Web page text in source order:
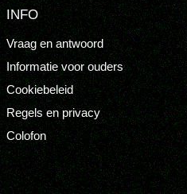
INFO
Vraag en antwoord
Informatie voor ouders
Cookiebeleid
Regels en privacy
Colofon